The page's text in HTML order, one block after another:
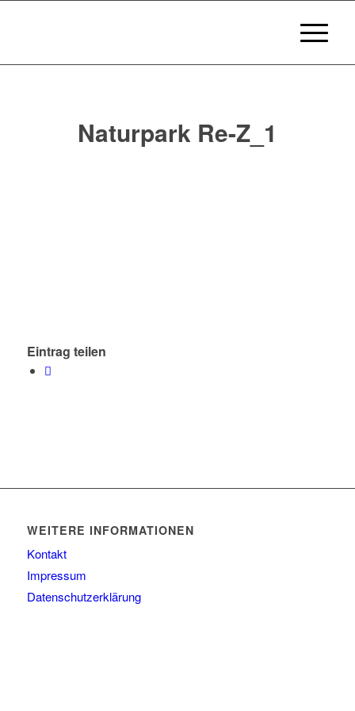
Naturpark Re-Z_1
Eintrag teilen
WEITERE INFORMATIONEN
Kontakt
Impressum
Datenschutzerklärung